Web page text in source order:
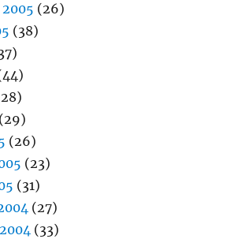
(26)
(38)
(29)
(26)
(23)
(31)
(27)
(33)